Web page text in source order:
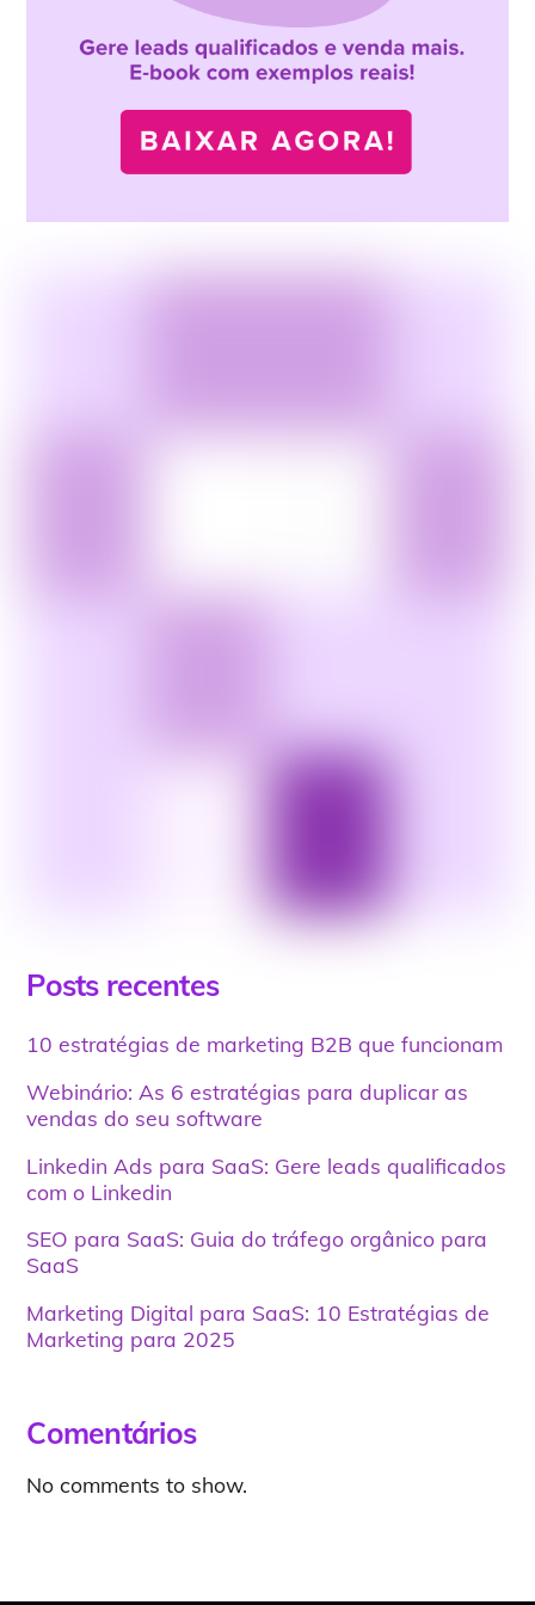
Posts recentes
10 estratégias de marketing B2B que funcionam
Webinário: As 6 estratégias para duplicar as
vendas do seu software
Linkedin Ads para SaaS: Gere leads qualificados
com o Linkedin
SEO para SaaS: Guia do tráfego orgânico para
SaaS
Marketing Digital para SaaS: 10 Estratégias de
Marketing para 2025
Comentários
No comments to show.